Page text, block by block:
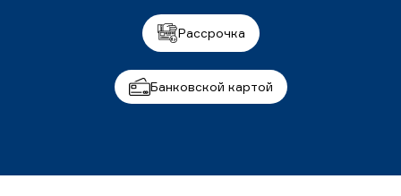
Рассрочка
Банковской картой